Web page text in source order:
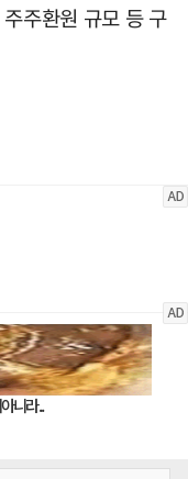
주환원 규모 등 구